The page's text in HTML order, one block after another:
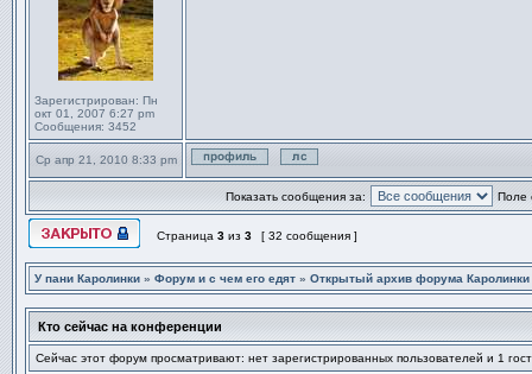
Зарегистрирован: Пн
окт 01, 2007 6:27 pm
Сообщения: 3452
Ср апр 21, 2010 8:33 pm
Профиль
Отправить личное
Показать сообщения за:
Поле
Страница 3 из 3 [ 32 сообщения ]
У пани Каролинки » Форум и с чем его едят » Открытый архив форума Каролинки
Кто сейчас на конференции
Сейчас этот форум просматривают: нет зарегистрированных пользователей и 1